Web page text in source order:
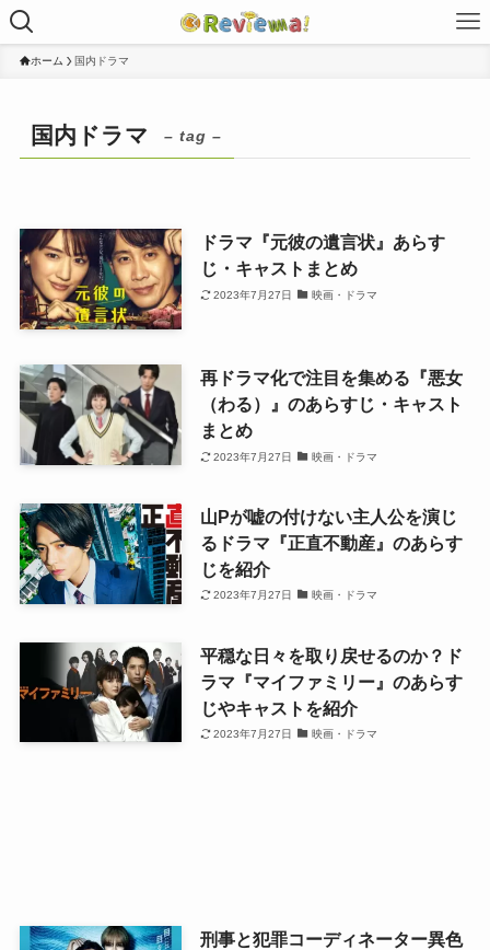
ホーム 国内ドラマ
国内ドラマ – tag –
ドラマ『元彼の遺言状』あらす
じ・キャストまとめ
2023年7月27日 映画・ドラマ
再ドラマ化で注目を集める『悪女
（わる）』のあらすじ・キャスト
まとめ
2023年7月27日 映画・ドラマ
山Pが嘘の付けない主人公を演じ
るドラマ『正直不動産』のあらす
じを紹介
2023年7月27日 映画・ドラマ
平穏な日々を取り戻せるのか？ド
ラマ『マイファミリー』のあらす
じやキャストを紹介
2023年7月27日 映画・ドラマ
刑事と犯罪コーディネーター異色